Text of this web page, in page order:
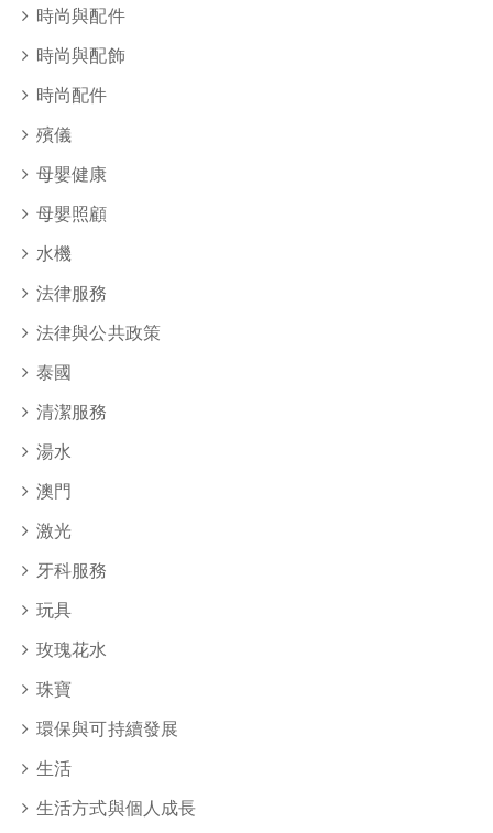
時尚與配件
時尚與配飾
時尚配件
殯儀
母嬰健康
母嬰照顧
水機
法律服務
法律與公共政策
泰國
清潔服務
湯水
澳門
激光
牙科服務
玩具
玫瑰花水
珠寶
環保與可持續發展
生活
生活方式與個人成長